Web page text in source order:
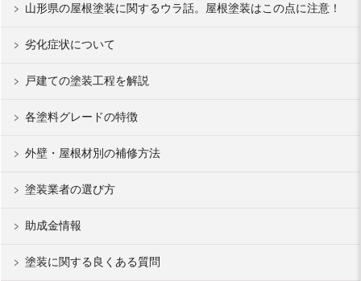
山形県の屋根塗装に関するウラ話。屋根塗装はこの点に注意！
劣化症状について
戸建ての塗装工程を解説
各塗料グレードの特徴
外壁・屋根材別の補修方法
塗装業者の選び方
助成金情報
塗装に関する良くある質問